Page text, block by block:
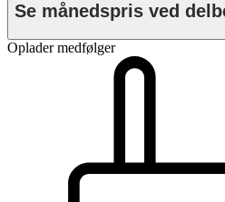
Se månedspris ved
Oplader medfølger